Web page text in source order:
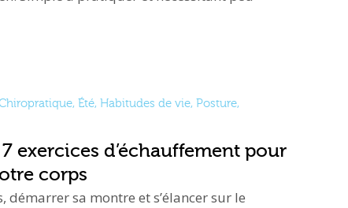
, Été, Habitudes de vie, Posture,
exercices d’échauffement pour
corps
démarrer sa montre et s’élancer sur le